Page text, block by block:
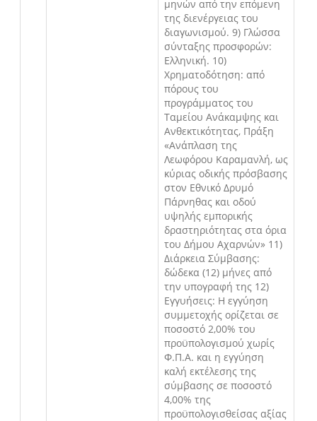
μηνών από την επόμενη
της διενέργειας του
διαγωνισμού. 9) Γλώσσα
σύνταξης προσφορών:
Ελληνική. 10)
Χρηματοδότηση: από
πόρους του
προγράμματος του
Ταμείου Ανάκαμψης και
Ανθεκτικότητας, Πράξη
«Ανάπλαση της
Λεωφόρου Καραμανλή, ως
κύριας οδικής πρόσβασης
στον Εθνικό Δρυμό
Πάρνηθας και οδού
υψηλής εμπορικής
δραστηριότητας στα όρια
του Δήμου Αχαρνών» 11)
Διάρκεια Σύμβασης:
δώδεκα (12) μήνες από
την υπογραφή της 12)
Εγγυήσεις: Η εγγύηση
συμμετοχής ορίζεται σε
ποσοστό 2,00% του
προϋπολογισμού χωρίς
Φ.Π.Α. και η εγγύηση
καλή εκτέλεσης της
σύμβασης σε ποσοστό
4,00% της
προϋπολογισθείσας αξίας